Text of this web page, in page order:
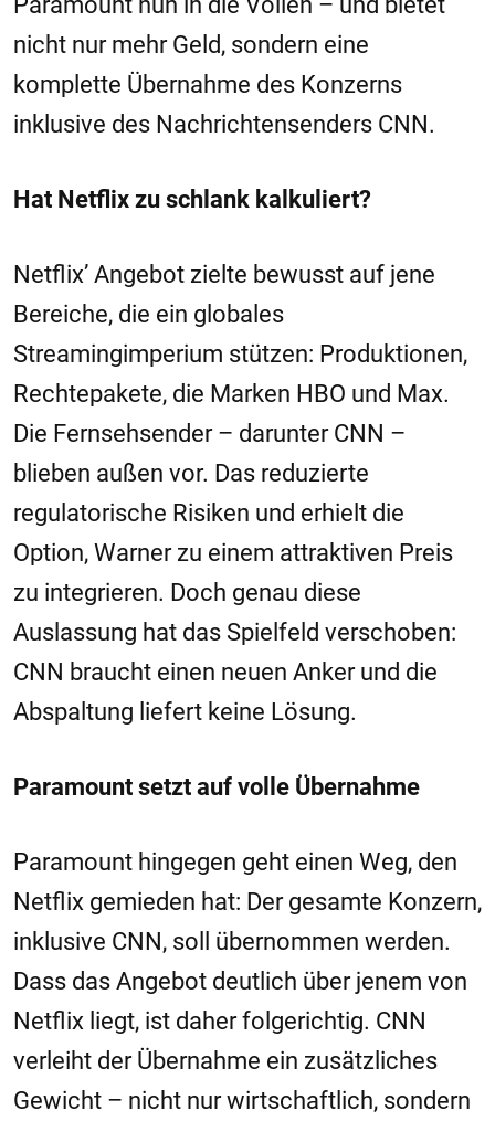
nicht nur mehr Geld, sondern eine
komplette Übernahme des Konzerns
inklusive des Nachrichtensenders CNN.
Hat Netflix zu schlank kalkuliert?
Netflix’ Angebot zielte bewusst auf jene
Bereiche, die ein globales
Streamingimperium stützen: Produktionen,
Rechtepakete, die Marken HBO und Max.
Die Fernsehsender – darunter CNN –
blieben außen vor. Das reduzierte
regulatorische Risiken und erhielt die
Option, Warner zu einem attraktiven Preis
zu integrieren. Doch genau diese
Auslassung hat das Spielfeld verschoben:
CNN braucht einen neuen Anker und die
Abspaltung liefert keine Lösung.
Paramount setzt auf volle Übernahme
Paramount hingegen geht einen Weg, den
Netflix gemieden hat: Der gesamte Konzern,
inklusive CNN, soll übernommen werden.
Dass das Angebot deutlich über jenem von
Netflix liegt, ist daher folgerichtig. CNN
verleiht der Übernahme ein zusätzliches
Gewicht – nicht nur wirtschaftlich, sondern